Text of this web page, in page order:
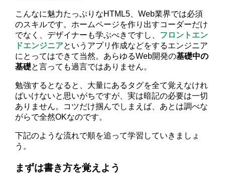
こんなに魅力たっぷりなHTML5、Web業界では必須
のスキルです。ホームページを作り出すコーダーだけ
でなく、デザイナーも学ぶべきですし、 フロントエン
ドエンジニアというアプリ作成などをするエンジニア
にとってはできて当然。あらゆるWeb開発の基礎中の
基礎と言っても過言ではありません。
勉強するとなると、大量にあるタグを全て覚えなけれ
ばいけないと思いがちですが、実は暗記の必要は一切
ありません。コツだけ掴んでしまえば、あとは調べな
がらで全然OKなのです。
下記のような流れで順を追って学習していきましょ
う。
まずは書き方を覚えよう